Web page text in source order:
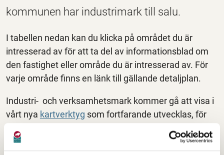
kommunen har industrimark till salu.
I tabellen nedan kan du klicka på området du är
intresserad av för att ta del av informationsblad om
den fastighet eller område du är intresserad av. För
varje område finns en länk till gällande detaljplan.
Industri- och verksamhetsmark kommer gå att visa i
vårt nya kartverktyg som fortfarande utvecklas, för
Om du har frågor eller behöver hjälp är du